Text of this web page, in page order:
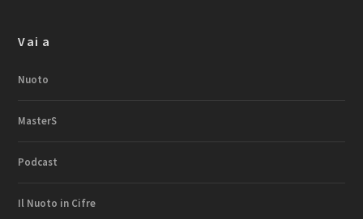
Vai a
Nuoto
MasterS
Podcast
Il Nuoto in Cifre